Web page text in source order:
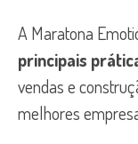
A Maratona
principais
vendas e
melhores